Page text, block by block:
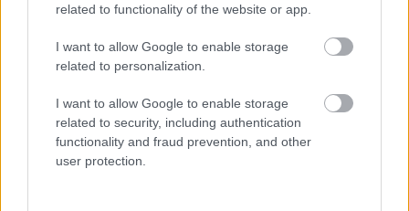
related to functionality of the website or app.
I want to allow Google to enable storage
related to personalization.
I want to allow Google to enable storage
related to security, including authentication
functionality and fraud prevention, and other
user protection.
Ennek megfelelően a fogadó intézmény
előzetes ismeretekkel rendelkezik az érkező
gondozottról, akit fogad és ellát. Vörös kód
elrendelése esetén valamennyi eltanácsolás
felfüggesztésre kerül, mivel ebben az
időszakban elsődleges szempont az élet
védelme, valamint az ellátás megszervezése és